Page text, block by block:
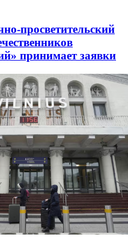
просветительский
принимает заявки